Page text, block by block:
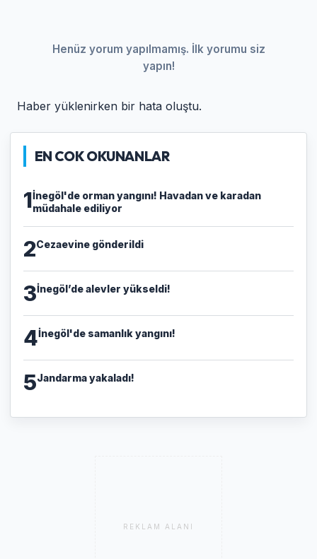
Henüz yorum yapılmamış. İlk yorumu siz
yapın!
Haber yüklenirken bir hata oluştu.
EN COK OKUNANLAR
1İnegöl'de orman yangını! Havadan ve karadan
müdahale ediliyor
2Cezaevine gönderildi
3İnegöl’de alevler yükseldi!
4İnegöl'de samanlık yangını!
5Jandarma yakaladı!
REKLAM ALANI